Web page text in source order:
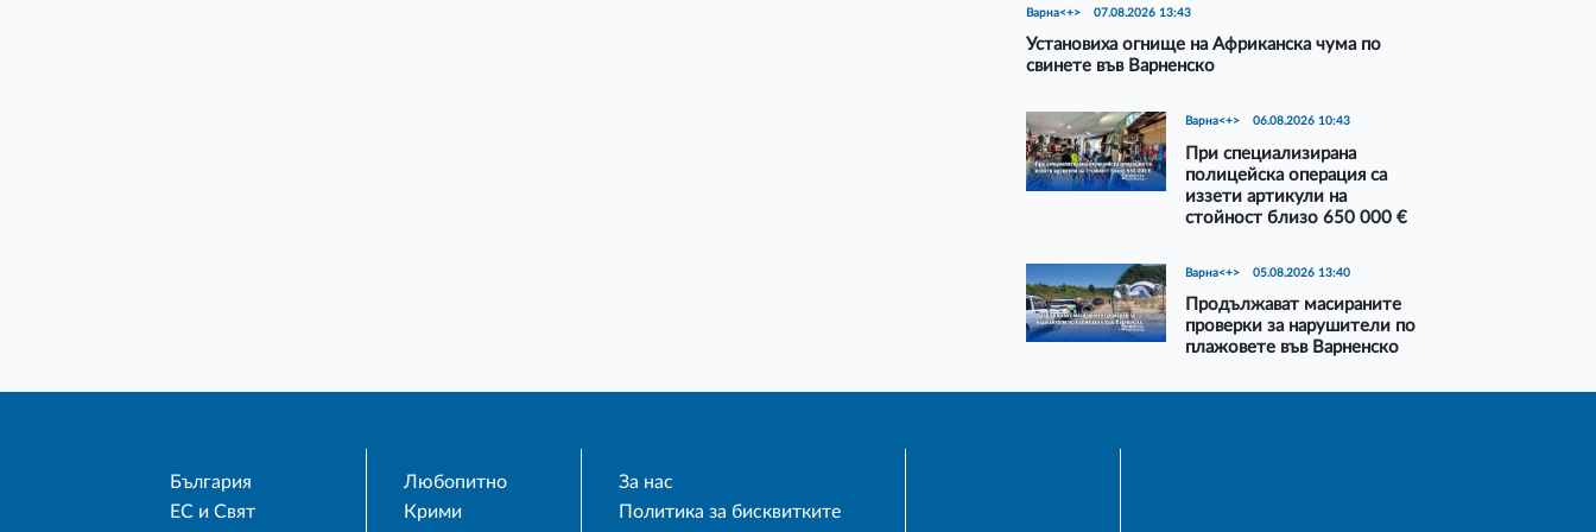
Варна<+> 07.08.2026 13:43
Установиха огнище на Африканска чума по
свинете във Варненско
Варна<+> 06.08.2026 10:43
При специализирана
полицейска операция са
иззети артикули на
стойност близо 650 000 €
Варна<+> 05.08.2026 13:40
Продължават масираните
проверки за нарушители по
плажовете във Варненско
България
ЕС и Свят
Любопитно
Крими
За нас
Политика за бисквитките